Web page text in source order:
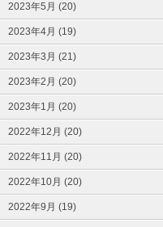
2023年5月 (20)
2023年4月 (19)
2023年3月 (21)
2023年2月 (20)
2023年1月 (20)
2022年12月 (20)
2022年11月 (20)
2022年10月 (20)
2022年9月 (19)